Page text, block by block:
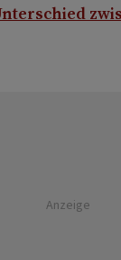
Anzeige